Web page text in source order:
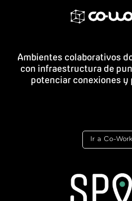
Ambientes colaborativos
con infraestructura de
potenciar conexiones
Ir a Co-Work